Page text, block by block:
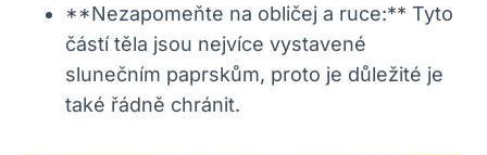
**Nezapomeňte na obličej a ruce:** Tyto
částí těla jsou nejvíce vystavené
slunečním paprskům, proto je důležité je
také řádně chránit.